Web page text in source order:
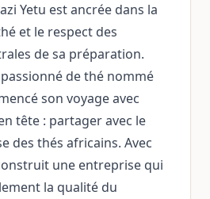
Yetu est ancrée dans la
et le respect des
de sa préparation.
de thé nommé
son voyage avec
tête : partager avec le
des thés africains. Avec
une entreprise qui
la qualité du